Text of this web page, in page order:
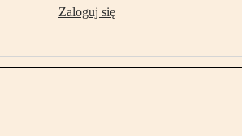
Zaloguj się